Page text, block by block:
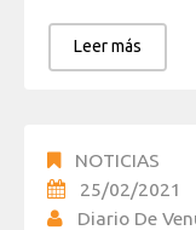
Leer más
NOTICIAS
25/02/2021
Diario De